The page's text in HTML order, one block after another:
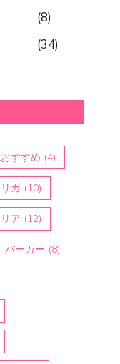
(8)
(34)
すすめ (4)
カ (10)
ア (12)
バーガー (8)